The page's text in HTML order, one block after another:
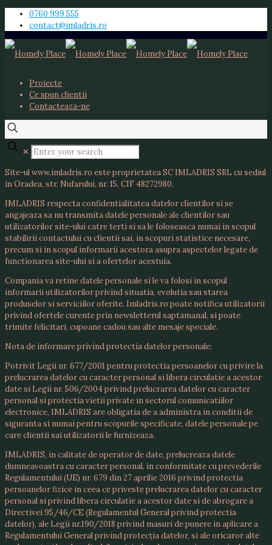
0760 999 555
contact@imladris.ro
Proiecte
Ce spun clientii
Contacteaza-ne
✕
Site-ul www.imladris.ro este proprietatea SC IMLADRIS SRL cu sediul
in Oradea, str. Nufarului, nr. 15, CIF 48272980.
IMLADRIS respecta confidentialitatea datelor clientilor si se
angajeaza sa nu transmita datele personale ale clientilor sau
utilizatorilor site-ului catre terti si sa le foloseasca numai in scopul
stabilirii contactului cu clientii sai, in scopuri statistice necesare,
precum si in scopul informarii acestora asupra aspectelor legate de
functionarea site-ului si a ofertelor acestuia.
Compania va retine datele personale si le va folosi in scopul
informarii utilizatorilor privind situatia, evolutia sau starea
produselor si serviciilor oferite. Imladris.ro poate notifica utilizatorii
privind ofertele curente prin newsletterul saptamanal, si poate
trimite felicitari, cupoane cadou sau alte mesaje speciale.
Nota de informare privind protectia datelor personale:
Potrivit Legii nr. 677/2001 pentru protectia persoanelor cu privire la
prelucrarea datelor cu caracter personal si libera circulatie a acestor
date si Legii nr. 506/2004 privind prelucrarea datelor cu caracter
personal si protectia vietii private in sectorul comunicatiilor
electronice, IMLADRIS are obligatia de a administra in conditii de
siguranta si numai pentru scopurile specificate, datele personale pe
care clientii sai utilizatorii le furnizeaza.
IMLADRIS, in calitate de operator de date, prelucreaza datele
dumneavoastra cu caracter personal, in conformitate cu prevederile
Regulamentului (UE) nr. 679 din 27 aprilie 2016 privind protectia
persoanelor fizice in ceea ce priveste prelucrarea datelor cu caracter
personal si privind libera circulatie a acestor date si de abrogare a
Directivei 95/46/CE (Regulamentul General privind protectia
datelor), ale Legii nr.190/2018 privind masuri de punere in aplicare a
Regulamentului General privind protecția datelor, si ale oricaror alte